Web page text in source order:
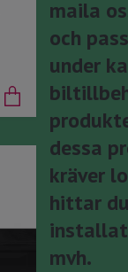
maila
och
under
dessa
kräver
hittar
mvh.